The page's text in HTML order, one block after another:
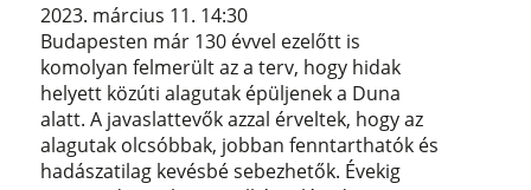
2023. március 11. 14:30
Budapesten már 130 évvel ezelőtt is
komolyan felmerült az a terv, hogy hidak
helyett közúti alagutak épüljenek a Duna
alatt. A javaslattevők azzal érveltek, hogy az
alagutak olcsóbbak, jobban fenntarthatók és
hadászatilag kevésbé sebezhetők. Évekig